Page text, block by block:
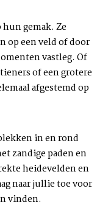
gemak. Ze
op een veld of door
vastleg. Of
of een grotere
afgestemd op
in en rond
zandige paden en
heidevelden en
naar jullie toe voor
vinden.